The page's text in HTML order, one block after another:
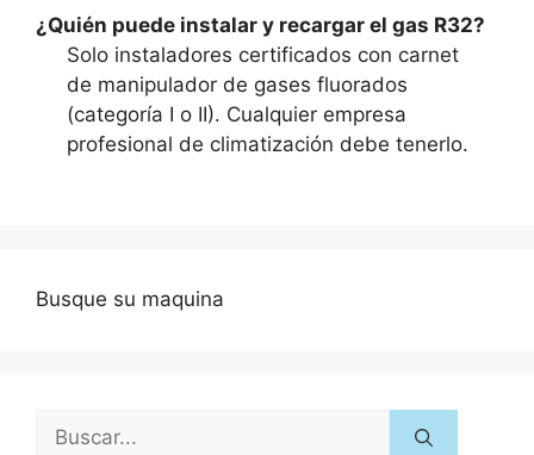
¿Quién puede instalar y recargar el gas R32?
Solo instaladores certificados con carnet
de manipulador de gases fluorados
(categoría I o II). Cualquier empresa
profesional de climatización debe tenerlo.
Busque su maquina